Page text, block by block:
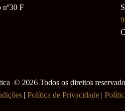
nº30 F
© 2026 Todos os direitos
| Política de Privacidade|